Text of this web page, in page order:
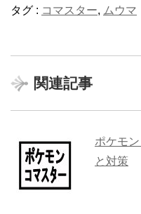
タグ : コマスター, ムウマ
関連記事
ポケモ
と対策